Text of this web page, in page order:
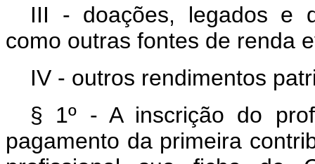
III - doações, legados e
como outras fontes de renda
IV - outros rendimentos
§ 1º - A inscrição do
pagamento da primeira